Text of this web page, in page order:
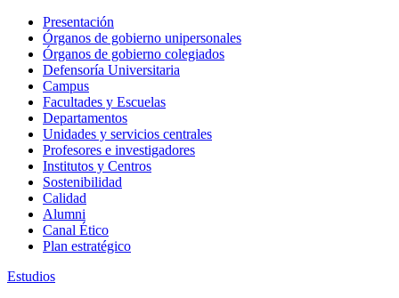
Presentación
Órganos de gobierno unipersonales
Órganos de gobierno colegiados
Defensoría Universitaria
Campus
Facultades y Escuelas
Departamentos
Unidades y servicios centrales
Profesores e investigadores
Institutos y Centros
Sostenibilidad
Calidad
Alumni
Canal Ético
Plan estratégico
Estudios